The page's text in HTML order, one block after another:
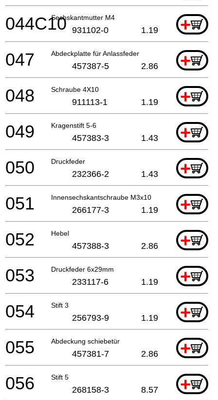
Sechskantmutter M4 +
044C10 931102-0 1.19
Abdeckplatte für Anlassfeder +
047 457387-5 2.86
Schraube 4X10 +
048 911113-1 1.19
Kragenstift 5-6 +
049 457383-3 1.43
Druckfeder +
050 232366-2 1.43
Innensechskantschraube M3x10 +
051 266177-3 1.19
Hebel +
052 457388-3 2.86
Druckfeder 6x29mm +
053 233117-6 1.19
Stift 3 +
054 256793-9 1.19
Abdeckung schiebetür +
055 457381-7 2.86
Stift 5 +
056 268158-3 8.57